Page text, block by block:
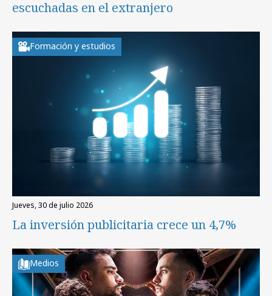
escuchadas en el extranjero
Formación y estudios
jueves, 30 de julio 2026
La inversión publicitaria crece un 4,7%
Medios